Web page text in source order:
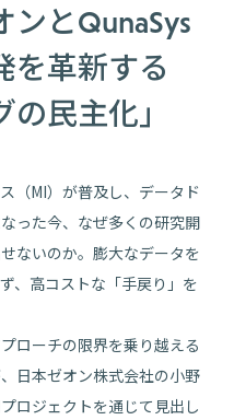
とQunaSys
を革新する
の民主化」
（MI）が普及し、データド
った今、なぜ多くの研究開
ないのか。膨大なデータを
、高コストな「手戻り」を
ローチの限界を乗り越える
日本ゼオン株式会社の小野
ロジェクトを通じて見出し